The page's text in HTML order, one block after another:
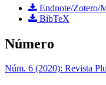
Endnote/Zotero/
BibTeX
Número
Núm. 6 (2020): Revista